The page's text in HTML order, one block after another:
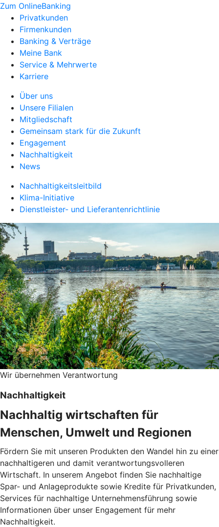
Zum OnlineBanking
Privatkunden
Firmenkunden
Banking & Verträge
Meine Bank
Service & Mehrwerte
Karriere
Über uns
Unsere Filialen
Mitgliedschaft
Gemeinsam stark für die Zukunft
Engagement
Nachhaltigkeit
News
Nachhaltigkeitsleitbild
Klima-Initiative
Dienstleister- und Lieferantenrichtlinie
Wir übernehmen Verantwortung
Nachhaltigkeit
Nachhaltig wirtschaften für
Menschen, Umwelt und Regionen
Fördern Sie mit unseren Produkten den Wandel hin zu einer
nachhaltigeren und damit verantwortungsvolleren
Wirtschaft. In unserem Angebot finden Sie nachhaltige
Spar- und Anlageprodukte sowie Kredite für Privatkunden,
Services für nachhaltige Unternehmensführung sowie
Informationen über unser Engagement für mehr
Nachhaltigkeit.